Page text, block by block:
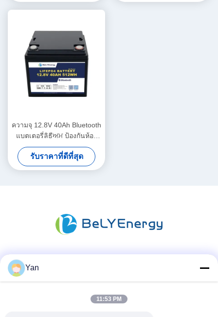
ความจุ 12.8V 40Ah Bluetooth
แบตเตอรี่ลิธีਅਮ ป้องกันห้อง
IP65 512Wh พลังงาน
รับราคาที่ดีที่สุด
Yan
11:53 PM